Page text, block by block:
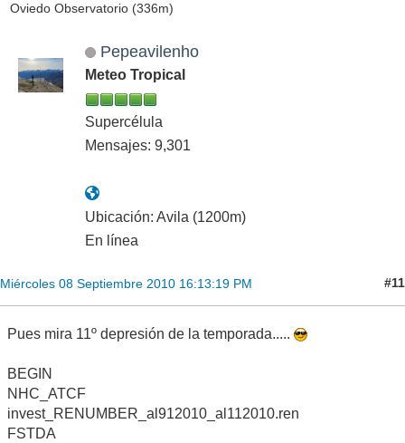
Oviedo Observatorio (336m)
Pepeavilenho
Meteo Tropical
Supercélula
Mensajes: 9,301
Ubicación: Avila (1200m)
En línea
Miércoles 08 Septiembre 2010 16:13:19 PM #11
Pues mira 11º depresión de la temporada.....
BEGIN
NHC_ATCF
invest_RENUMBER_al912010_al112010.ren
FSTDA